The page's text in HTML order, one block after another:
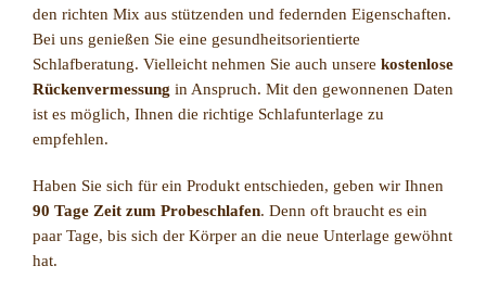
den richten Mix aus stützenden und federnden Eigenschaften.
Bei uns genießen Sie eine gesundheitsorientierte
Schlafberatung. Vielleicht nehmen Sie auch unsere kostenlose
Rückenvermessung in Anspruch. Mit den gewonnenen Daten
ist es möglich, Ihnen die richtige Schlafunterlage zu
empfehlen.
Haben Sie sich für ein Produkt entschieden, geben wir Ihnen
90 Tage Zeit zum Probeschlafen. Denn oft braucht es ein
paar Tage, bis sich der Körper an die neue Unterlage gewöhnt
hat.